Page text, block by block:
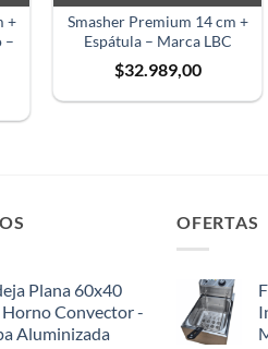
+
–
Smasher Premium 14 cm +
Espátula – Marca LBC
$32.989,00
Plana 60x40
Horno Convector -
Aluminizada
OFERTAS